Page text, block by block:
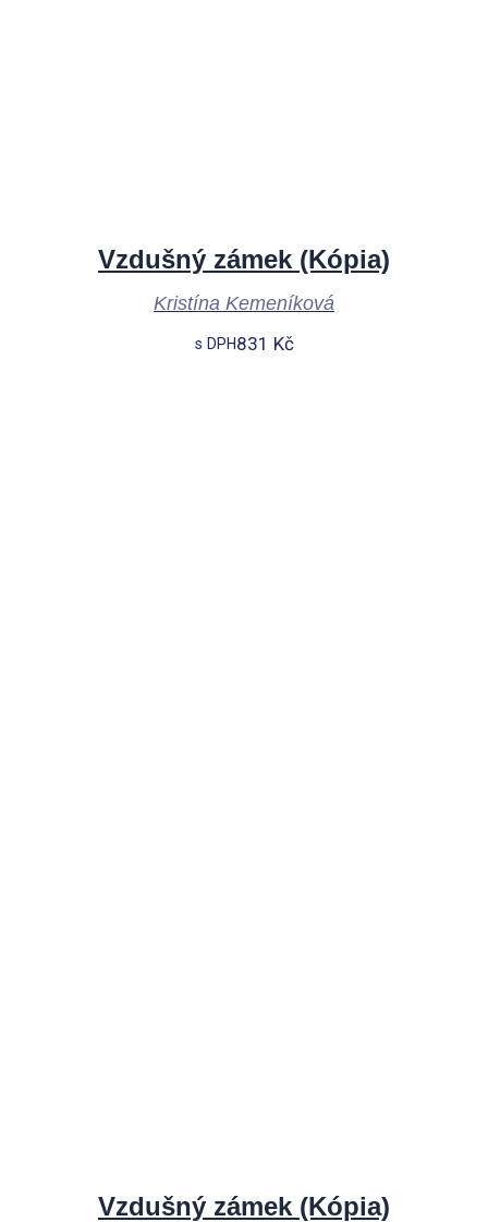
Vzdušný zámek (Kópia)
Kristína Kemeníková
831 Kč
s DPH
Vzdušný zámek (Kópia)